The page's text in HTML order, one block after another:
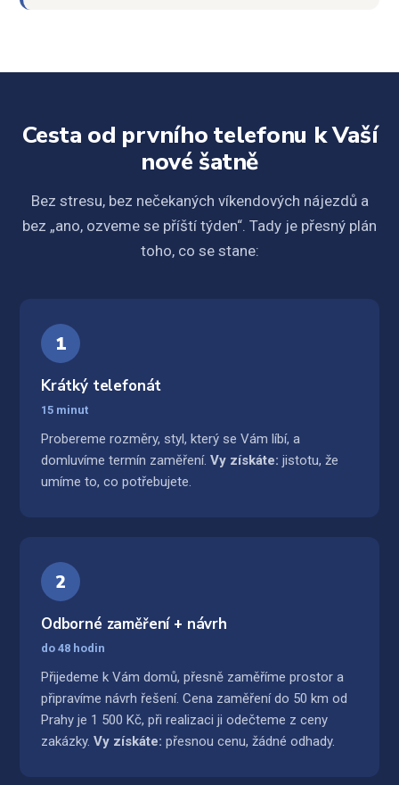
Cesta od prvního telefonu k Vaší
nové šatně
Bez stresu, bez nečekaných víkendových nájezdů a
bez „ano, ozveme se příští týden“. Tady je přesný plán
toho, co se stane:
1
Krátký telefonát
15 minut
Probereme rozměry, styl, který se Vám líbí, a
domluvíme termín zaměření. Vy získáte: jistotu, že
umíme to, co potřebujete.
2
Odborné zaměření + návrh
do 48 hodin
Přijedeme k Vám domů, přesně zaměříme prostor a
připravíme návrh řešení. Cena zaměření do 50 km od
Prahy je 1 500 Kč, při realizaci ji odečteme z ceny
zakázky. Vy získáte: přesnou cenu, žádné odhady.